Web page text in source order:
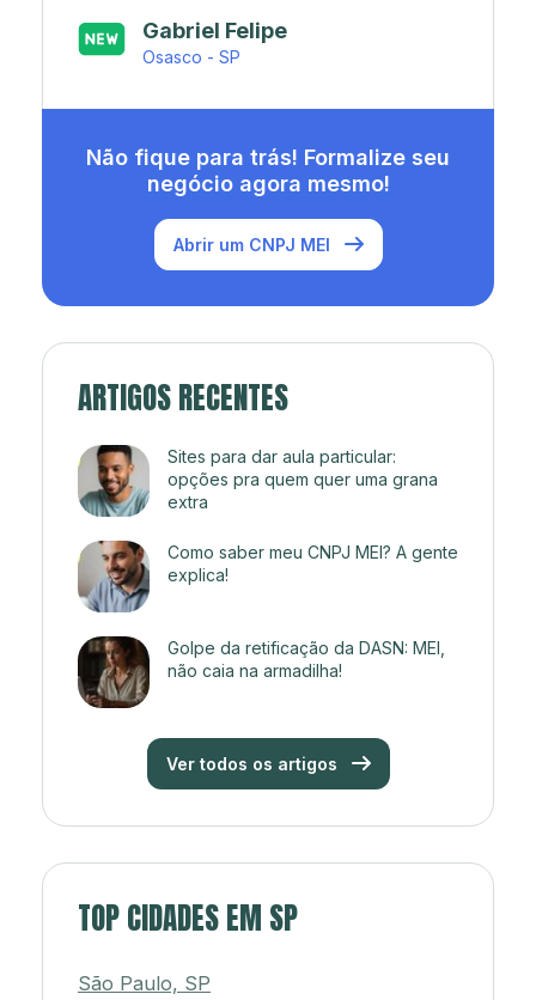
Japa’s açaí e sorveteria
Rio de Janeiro - RJ
Não fique para trás! Formalize seu
negócio agora mesmo!
Abrir um CNPJ MEI
ARTIGOS RECENTES
Sites para dar aula particular:
opções pra quem quer uma grana
extra
Como saber meu CNPJ MEI? A gente
explica!
Golpe da retificação da DASN: MEI,
não caia na armadilha!
Ver todos os artigos
TOP CIDADES EM SP
São Paulo, SP